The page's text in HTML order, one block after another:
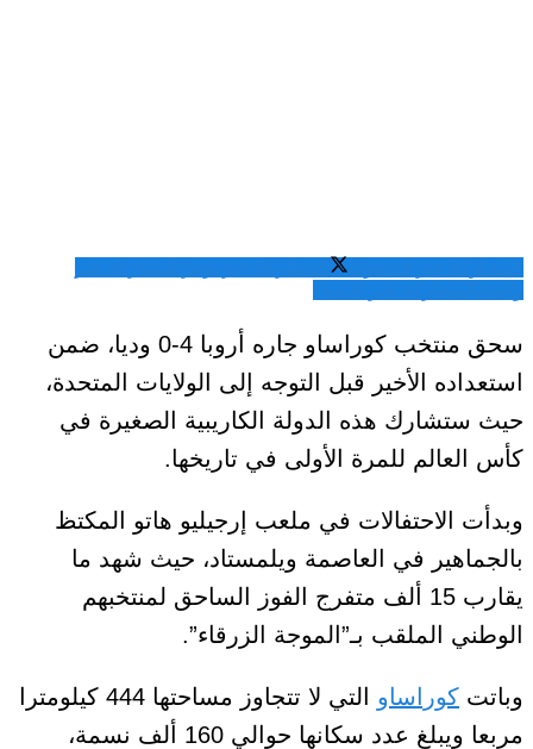
سحق منتخب كوراساو جاره أروبا 4-0 وديا، ضمن
استعداده الأخير قبل التوجه إلى الولايات المتحدة،
حيث ستشارك هذه الدولة الكاريبية الصغيرة في
كأس العالم للمرة الأولى في تاريخها.
وبدأت الاحتفالات في ملعب إرجيليو هاتو المكتظ
بالجماهير في العاصمة ويلمستاد، حيث شهد ما
يقارب 15 ألف متفرج الفوز الساحق لمنتخبهم
الوطني الملقب بـ”الموجة الزرقاء”.
وباتت كوراساو
التي لا تتجاوز مساحتها 444 كيلومترا
مربعا ويبلغ عدد سكانها حوالي 160 ألف نسمة،